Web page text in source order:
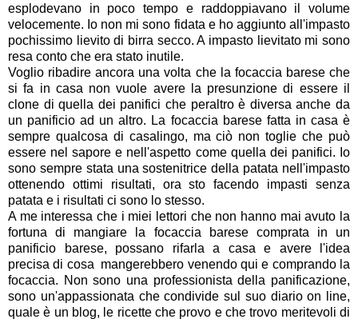
esplodevano in poco tempo e raddoppiavano il volume
velocemente. Io non mi sono fidata e ho aggiunto all'impasto
pochissimo lievito di birra secco. A impasto lievitato mi sono
resa conto che era stato inutile.
Voglio ribadire ancora una volta che la focaccia barese che
si fa in casa non vuole avere la presunzione di essere il
clone di quella dei panifici che peraltro è diversa anche da
un panificio ad un altro. La focaccia barese fatta in casa è
sempre qualcosa di casalingo, ma ciò non toglie che può
essere nel sapore e nell'aspetto come quella dei panifici. Io
sono sempre stata una sostenitrice della patata nell'impasto
ottenendo ottimi risultati, ora sto facendo impasti senza
patata e i risultati ci sono lo stesso.
A me interessa che i miei lettori che non hanno mai avuto la
fortuna di mangiare la focaccia barese comprata in un
panificio barese, possano rifarla a casa e avere l'idea
precisa di cosa mangerebbero venendo qui e comprando la
focaccia. Non sono una professionista della panificazione,
sono un'appassionata che condivide sul suo diario on line,
quale è un blog, le ricette che provo e che trovo meritevoli di